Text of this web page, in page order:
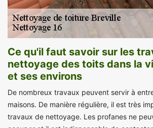
Ce qu'il faut savoir sur les
nettoyage des toits dans la
et ses environs
De nombreux travaux peuvent servir à
maisons. De manière régulière, il est très
travaux de nettoyage. Les profanes ne